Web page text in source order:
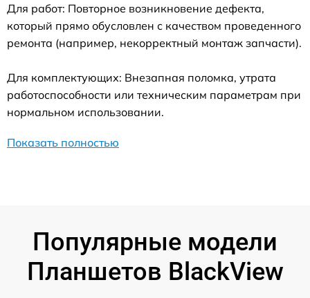
Для работ: Повторное возникновение дефекта,
который прямо обусловлен с качеством проведенного
ремонта (например, некорректный монтаж запчасти).
Для комплектующих: Внезапная поломка, утрата
работоспособности или техническим параметрам при
нормальном использовании.
Показать полностью
Популярные модели
Планшетов BlackView